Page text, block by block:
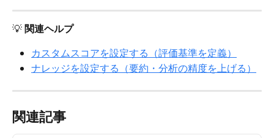
💡 関連ヘルプ
カスタムスコアを設定する（評価基準を定義）
ナレッジを設定する（要約・分析の精度を上げる）
関連記事